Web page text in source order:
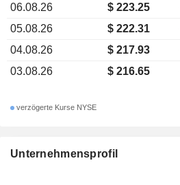
Unternehmensprofil
06.08.26
$ 223.25
05.08.26
$ 222.31
04.08.26
$ 217.93
03.08.26
$ 216.65
verzögerte Kurse NYSE